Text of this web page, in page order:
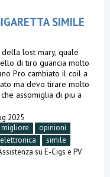
SIMILE
lost mary, quale
di tiro guancia molto
Pro cambiato il coil a
ma devo tirare molto
assomiglia di piu a
2025
migliore
opinioni
elettronica
simile
su E-Cigs e PV